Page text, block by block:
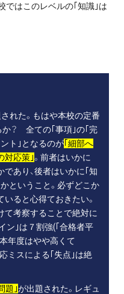
ではこのレベルの｢知識｣は
れた。もはや本校の定番
か？ 全ての｢事項｣の｢完
ト｣となるのが ｢細部へ
対応策｣。前者はいかに
であり、後者はいかに｢知
ということ。必ずどこか
ると心得ておきたい。
て考察することで絶対に
ン｣は７割強(｢合格者平
年度はやや高くて
ミスによる｢失点｣は絶
題｣が出題された。レギュ